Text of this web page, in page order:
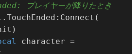
プレイヤーが降りたとき
character =